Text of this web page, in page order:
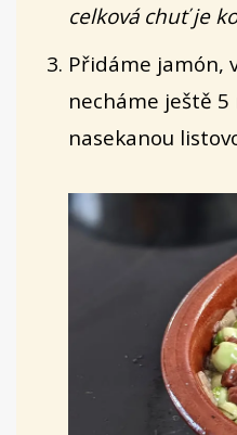
celková chuť je
Přidáme jamón,
necháme ještě
nasekanou